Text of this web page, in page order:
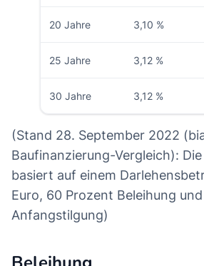
20 Jahre 3,10 %
25 Jahre 3,12 %
30 Jahre 3,12 %
(Stand 28. September 2022
Baufinanzierung-Vergleich):
basiert auf einem
Euro, 60 Prozent Beleihung
Anfangstilgung)